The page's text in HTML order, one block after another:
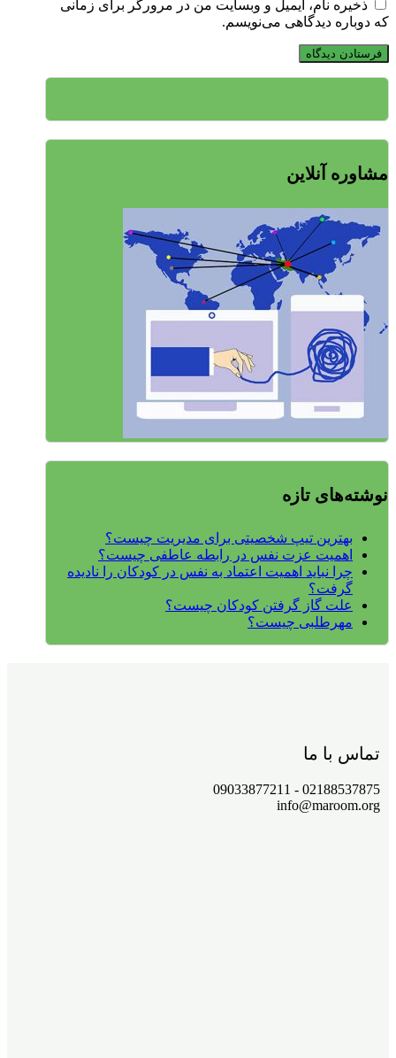
ذخیره نام، ایمیل و وبسایت من در مرورگر برای زمانی
که دوباره دیدگاهی می‌نویسم.
مشاوره آنلاین
نوشته‌های تازه
بهترین تیپ شخصیتی برای مدیریت چیست؟
اهمیت عزت نفس در رابطه عاطفی چیست؟
چرا نباید اهمیت اعتماد به نفس در کودکان را نادیده
گرفت؟
علت گاز گرفتن کودکان چیست؟
مهرطلبی چیست؟
تماس با ما
02188537875 - 09033877211
info@maroom.org